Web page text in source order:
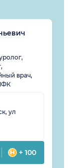
врач,
ул
+ 100